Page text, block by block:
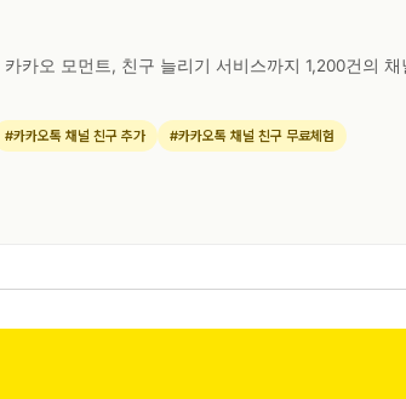
카오 모먼트, 친구 늘리기 서비스까지 1,200건의
#카카오톡 채널 친구 추가 #카카오톡 채널 친구 무료체험